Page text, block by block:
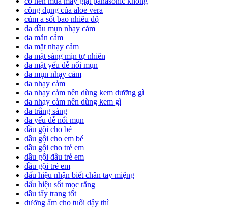
công dụng của aloe vera
cúm a sốt bao nhiêu độ
da dầu mụn nhạy cảm
da mẫn cảm
da mặt nhạy cảm
da mặt sáng mịn tự nhiên
da mặt yếu dễ nổi mụn
da mụn nhạy cảm
da nhạy cảm
da nhạy cảm nên dùng kem dưỡng gì
da nhạy cảm nên dùng kem gì
da trắng sáng
da yếu dễ nổi mụn
dầu gội cho bé
dầu gội cho em bé
dầu gội cho trẻ em
dầu gội đầu trẻ em
dầu gội trẻ em
dấu hiệu nhận biết chân tay miệng
dấu hiệu sốt mọc răng
dầu tẩy trang tốt
dưỡng ẩm cho tuổi dậy thì